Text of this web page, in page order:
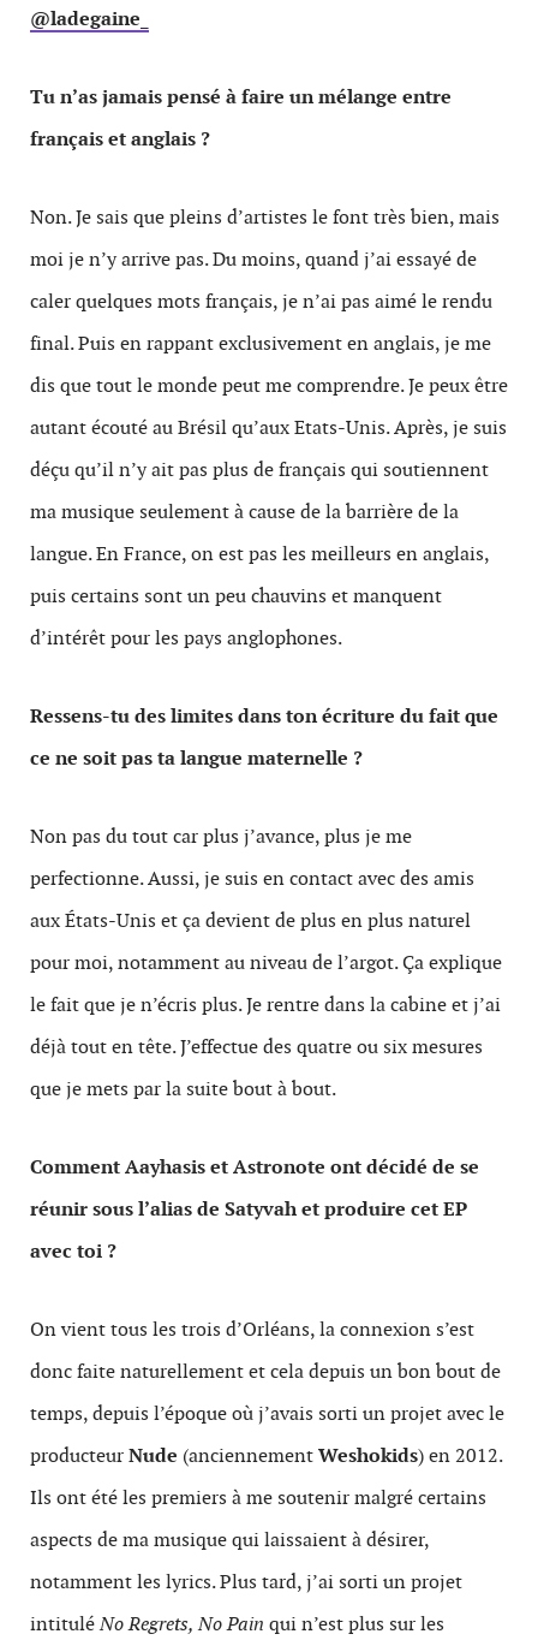
@ladegaine_
Tu n’as jamais pensé à faire un mélange entre
français et anglais ?
Non. Je sais que pleins d’artistes le font très bien, mais
moi je n’y arrive pas. Du moins, quand j’ai essayé de
caler quelques mots français, je n’ai pas aimé le rendu
final. Puis en rappant exclusivement en anglais, je me
dis que tout le monde peut me comprendre. Je peux être
autant écouté au Brésil qu’aux Etats-Unis. Après, je suis
déçu qu’il n’y ait pas plus de français qui soutiennent
ma musique seulement à cause de la barrière de la
langue. En France, on est pas les meilleurs en anglais,
puis certains sont un peu chauvins et manquent
d’intérêt pour les pays anglophones.
Ressens-tu des limites dans ton écriture du fait que
ce ne soit pas ta langue maternelle ?
Non pas du tout car plus j’avance, plus je me
perfectionne. Aussi, je suis en contact avec des amis
aux États-Unis et ça devient de plus en plus naturel
pour moi, notamment au niveau de l’argot. Ça explique
le fait que je n’écris plus. Je rentre dans la cabine et j’ai
déjà tout en tête. J’effectue des quatre ou six mesures
que je mets par la suite bout à bout.
Comment Aayhasis et Astronote ont décidé de se
réunir sous l’alias de Satyvah et produire cet EP
avec toi ?
On vient tous les trois d’Orléans, la connexion s’est
donc faite naturellement et cela depuis un bon bout de
temps, depuis l’époque où j’avais sorti un projet avec le
producteurNude (anciennementWeshokids) en 2012.
Ils ont été les premiers à me soutenir malgré certains
aspects de ma musique qui laissaient à désirer,
notamment les lyrics. Plus tard, j’ai sorti un projet
intituléNo Regrets, No Pain qui n’est plus sur les